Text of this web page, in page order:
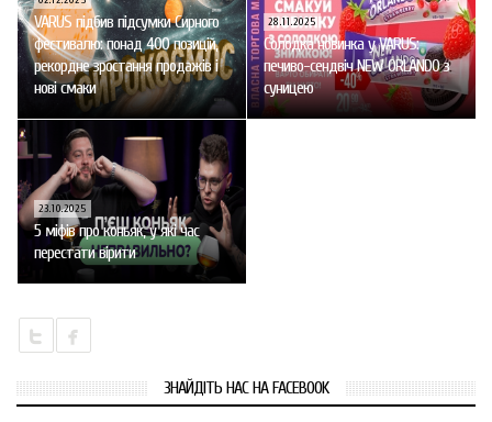
VARUS підбив підсумки Сирного
фестивалю: понад 400 позицій,
рекордне зростання продажів і
нові смаки
28.11.2025
Солодка новинка у VARUS:
печиво-сендвіч NEW ORLANDO з
суницею
23.10.2025
5 міфів про коньяк, у які час
перестати вірити
ЗНАЙДІТЬ НАС НА FACEBOOK